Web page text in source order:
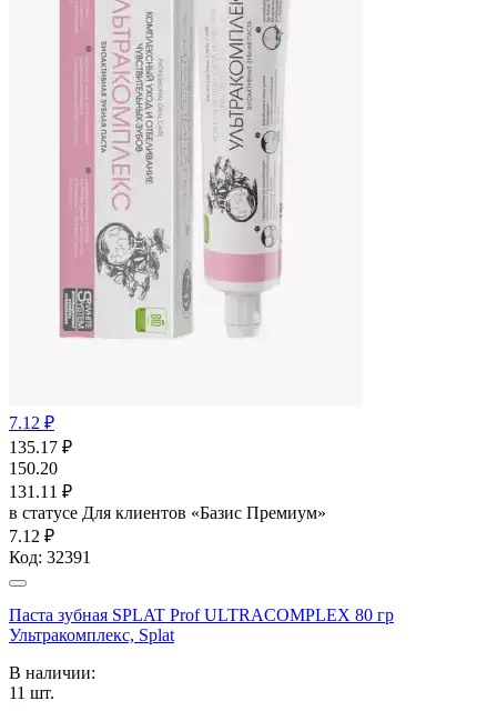
7.12 ₽
135.17 ₽
150.20
131.11 ₽
в статусе Для клиентов «Базис Премиум»
7.12 ₽
Код: 32391
Паста зубная SPLAT Prof ULTRACOMPLEX 80 гр
Ультракомплекс, Splat
В наличии:
11 шт.